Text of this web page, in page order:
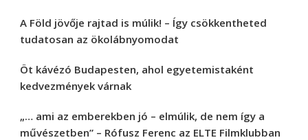
A Föld jövője rajtad is múlik! – Így csökkentheted
tudatosan az ökolábnyomodat
Öt kávézó Budapesten, ahol egyetemistaként
kedvezmények várnak
„… ami az emberekben jó – elmúlik, de nem így a
művészetben” – Rófusz Ferenc az ELTE Filmklubban